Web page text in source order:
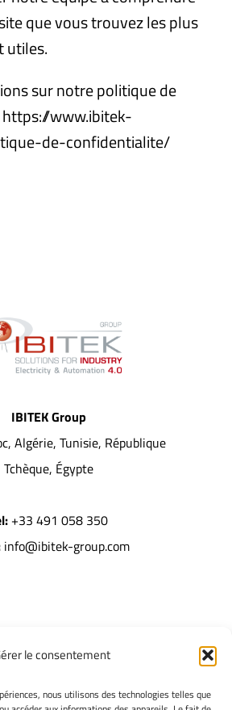
le consentement
nous utilisons des technologies telles que
que vous trouvez les plus
utiles.
sur notre politique de
www.ibitek-
de-confidentialite/
IBITEK Group
Algérie, Tunisie, République
Tchèque, Égypte
+33 491 058 350
info@ibitek-group.com
Solutions